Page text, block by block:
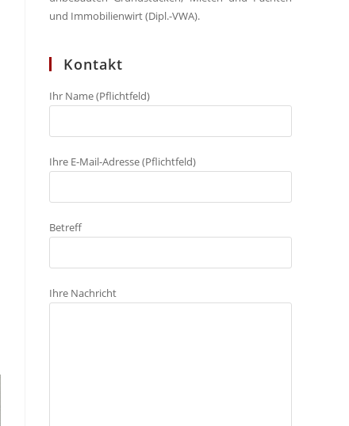
und Immobilienwirt (Dipl.-VWA).
Kontakt
Ihr Name (Pflichtfeld)
Ihre E-Mail-Adresse (Pflichtfeld)
Betreff
Ihre Nachricht